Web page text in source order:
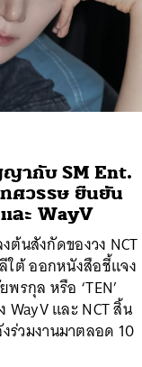
ญากับ SM Ent.
ศวรรษ ยืนยัน
ละ WayV
ต้นสังกัดของวง NCT
ใต้ ออกหนังสือชี้แจง
กุล หรือ ‘TEN’
และ NCT สิ้น
วมงานมาตลอด 10